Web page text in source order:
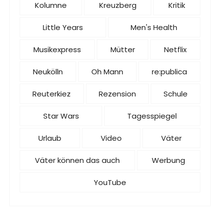
Kolumne Kreuzberg Kritik
Little Years Men's Health
Musikexpress Mütter Netflix
Neukölln Oh Mann re:publica
Reuterkiez Rezension Schule
Star Wars Tagesspiegel
Urlaub Video Väter
Väter können das auch Werbung
YouTube